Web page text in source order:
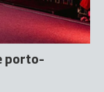
porto-